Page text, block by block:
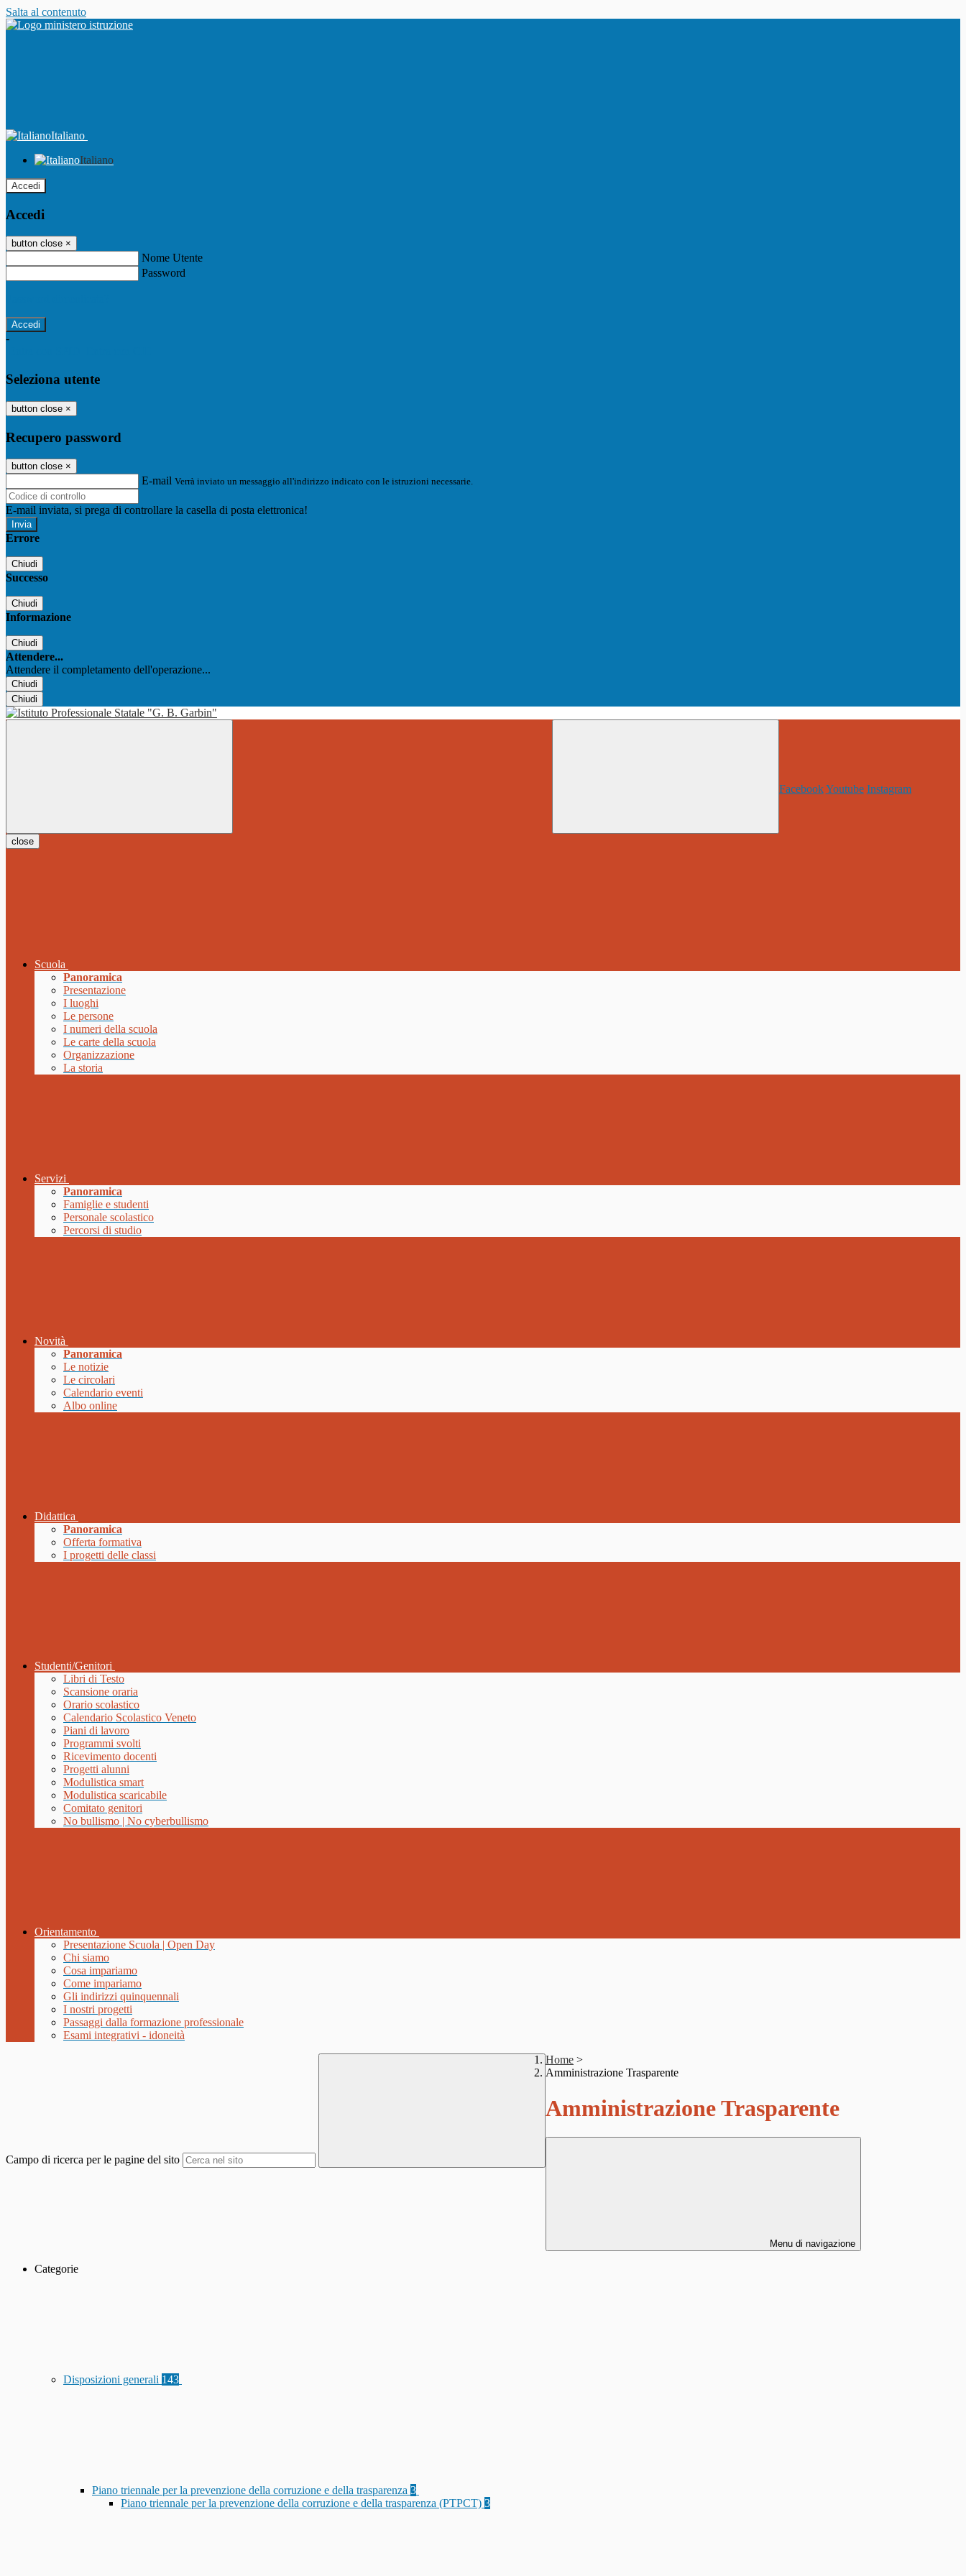
Salta al contenuto
Italiano
Italiano
Accedi
Accedi
button close ×
Nome Utente
Password
-
Seleziona utente
button close ×
Recupero password
button close ×
E-mail Verrà inviato un messaggio all'indirizzo indicato con le istruzioni necessarie.
E-mail inviata, si prega di controllare la casella di posta elettronica!
Errore
Chiudi
Successo
Chiudi
Informazione
Chiudi
Attendere...
Attendere il completamento dell'operazione...
Chiudi
Chiudi
FacebookYoutube Instagram
close
Scuola
Panoramica
Presentazione
I luoghi
Le persone
I numeri della scuola
Le carte della scuola
Organizzazione
La storia
Servizi
Panoramica
Famiglie e studenti
Personale scolastico
Percorsi di studio
Novità
Panoramica
Le notizie
Le circolari
Calendario eventi
Albo online
Didattica
Panoramica
Offerta formativa
I progetti delle classi
Studenti/Genitori
Libri di Testo
Scansione oraria
Orario scolastico
Calendario Scolastico Veneto
Piani di lavoro
Programmi svolti
Ricevimento docenti
Progetti alunni
Modulistica smart
Modulistica scaricabile
Comitato genitori
No bullismo | No cyberbullismo
Orientamento
Presentazione Scuola | Open Day
Chi siamo
Cosa impariamo
Come impariamo
Gli indirizzi quinquennali
I nostri progetti
Passaggi dalla formazione professionale
Esami integrativi - idoneità
Campo di ricerca per le pagine del sito
Home >
Amministrazione Trasparente
Amministrazione Trasparente
Menu di navigazione
Categorie
Disposizioni generali 143
Piano triennale per la prevenzione della corruzione e della trasparenza 3
Piano triennale per la prevenzione della corruzione e della trasparenza (PTPCT) 3